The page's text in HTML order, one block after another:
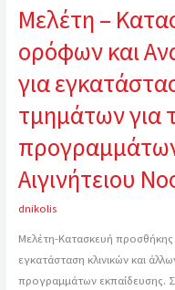
Μελέτη –
ορόφων και
για
τμημάτων για
Αιγινήτειου
dnikolis
Μελέτη-Κατασκευή
εγκατάσταση κλινικών και
προγραμμάτων εκπαίδευσης.
άλλων
τμημάτων
για
την
προγραμμάτων
εκπαίδευσης
Αιγινήτειου
Νοσοκομείου